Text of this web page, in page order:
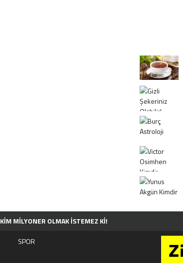
KIM MILYONER OLMAK İSTEMEZ KI!
SPOR